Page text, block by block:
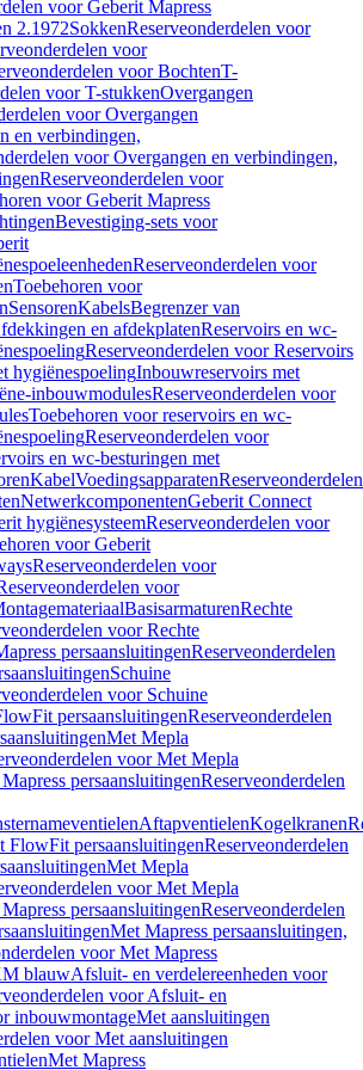
voor Geberit Mapress
2.1972SokkenReserveonderdelen voor
voor
voor BochtenT-
voor T-stukkenOvergangen
voor Overgangen
en verbindingen,
voor Overgangen en verbindingen,
Reserveonderdelen voor
voor Geberit Mapress
Bevestiging-sets voor
Reserveonderdelen voor
Toebehoren voor
SensorenKabelsBegrenzer van
en afdekplatenReservoirs en wc-
Reserveonderdelen voor Reservoirs
hygiënespoelingInbouwreservoirs met
inbouwmodulesReserveonderdelen voor
Toebehoren voor reservoirs en wc-
Reserveonderdelen voor
en wc-besturingen met
KabelVoedingsapparatenReserveonderdelen
NetwerkcomponentenGeberit Connect
hygiënesysteemReserveonderdelen voor
voor Geberit
Reserveonderdelen voor
voor
BasisarmaturenRechte
voor Rechte
persaansluitingenReserveonderdelen
Schuine
voor Schuine
persaansluitingenReserveonderdelen
Met Mepla
voor Met Mepla
persaansluitingenReserveonderdelen
AftapventielenKogelkranen
FlowFit persaansluitingenReserveonderdelen
Met Mepla
voor Met Mepla
persaansluitingenReserveonderdelen
Met Mapress persaansluitingen,
voor Met Mapress
blauwAfsluit- en verdelereenheden voor
voor Afsluit- en
inbouwmontageMet aansluitingen
voor Met aansluitingen
Met Mapress